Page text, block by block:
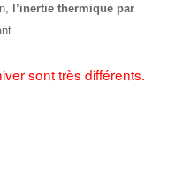
l’inertie thermique par
sont très différents.